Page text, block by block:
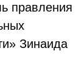
правления
Зинаида